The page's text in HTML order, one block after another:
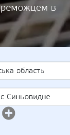
в
область
Синьовидне